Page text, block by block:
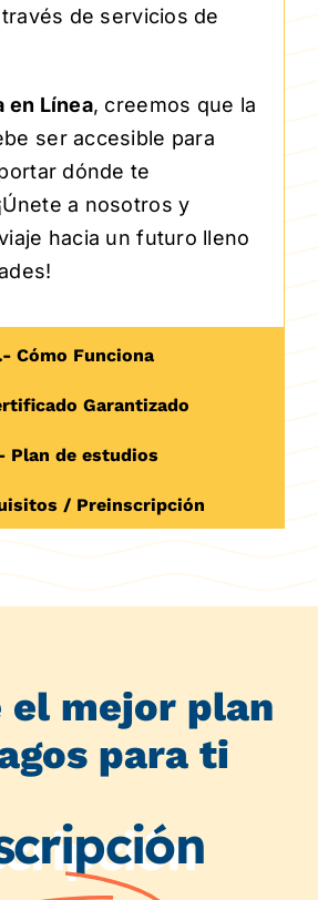
de servicios de
en Línea, creemos que la
ser accesible para
dónde te
a nosotros y
hacia un futuro lleno
Cómo Funciona
Garantizado
Plan de estudios
/ Preinscripción
el mejor plan
para ti